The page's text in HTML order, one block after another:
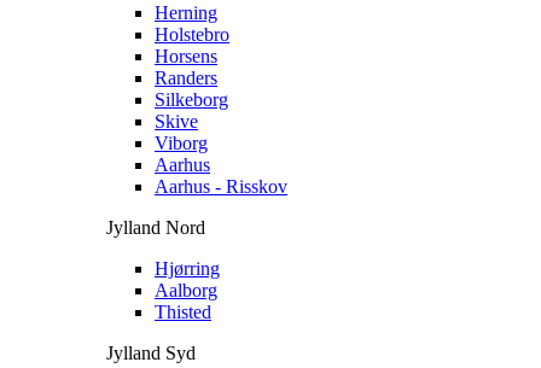
Herning
Holstebro
Horsens
Randers
Silkeborg
Skive
Viborg
Aarhus
Aarhus - Risskov
Jylland Nord
Hjørring
Aalborg
Thisted
Jylland Syd